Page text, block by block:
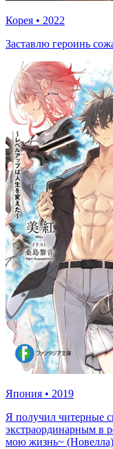
Корея • 2022
Заставлю героинь
Япония • 2019
Я получил читерные
экстраординарным в
мою жизнь~ (Новелла)